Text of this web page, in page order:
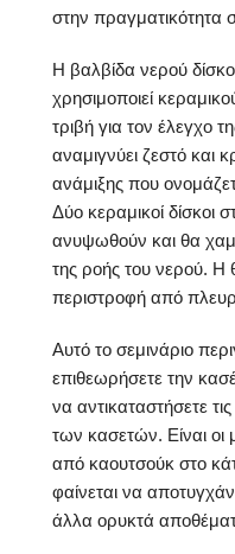
στην πραγματικότητα
Η βαλβίδα νερού
χρησιμοποιεί
τριβή για τον έλεγχο
αναμιγνύει ζεστό
ανάμιξης που
Δύο κεραμικοί δίσκοι
ανυψωθούν και θα
της ροής του νερού. Η
περιστροφή από
Αυτό το σεμινάριο
επιθεωρήσετε την
να αντικαταστήσετε
των κασετών. Είναι οι
από καουτσούκ στο
φαίνεται να
άλλα ορυκτά